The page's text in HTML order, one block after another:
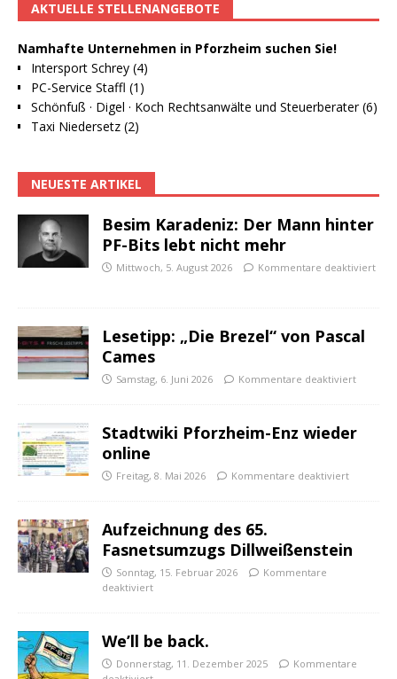
AKTUELLE STELLENANGEBOTE
Namhafte Unternehmen in Pforzheim suchen Sie!
Intersport Schrey (4)
PC-Service Staffl (1)
Schönfuß · Digel · Koch Rechtsanwälte und Steuerberater (6)
Taxi Niedersetz (2)
NEUESTE ARTIKEL
Besim Karadeniz: Der Mann hinter
PF-Bits lebt nicht mehr
Mittwoch, 5. August 2026 Kommentare deaktiviert
Lesetipp: „Die Brezel“ von Pascal
Cames
Samstag, 6. Juni 2026 Kommentare deaktiviert
Stadtwiki Pforzheim-Enz wieder
online
Freitag, 8. Mai 2026 Kommentare deaktiviert
Aufzeichnung des 65.
Fasnetsumzugs Dillweißenstein
Sonntag, 15. Februar 2026
Kommentare
deaktiviert
We’ll be back.
Donnerstag, 11. Dezember 2025
Kommentare